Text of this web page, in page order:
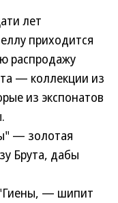
лет
приходится
распродажу
— коллекции из
из экспонатов
— золотая
Брута, дабы
— шипит